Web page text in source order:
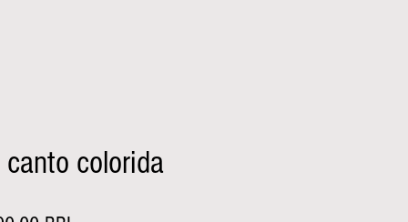
colorida